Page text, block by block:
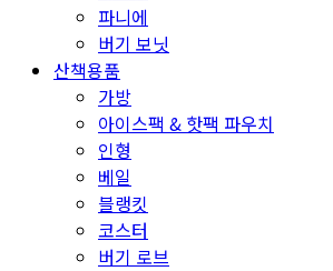
파니에
버기 보닛
산책용품
가방
아이스팩 & 핫팩 파우치
인형
베일
블랭킷
코스터
버기 로브